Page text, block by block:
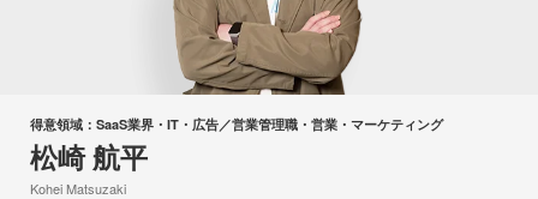
得意領域： SaaS業界・IT・広告／営業管理職・営業・マーケティング
松崎 航平
Kohei Matsuzaki